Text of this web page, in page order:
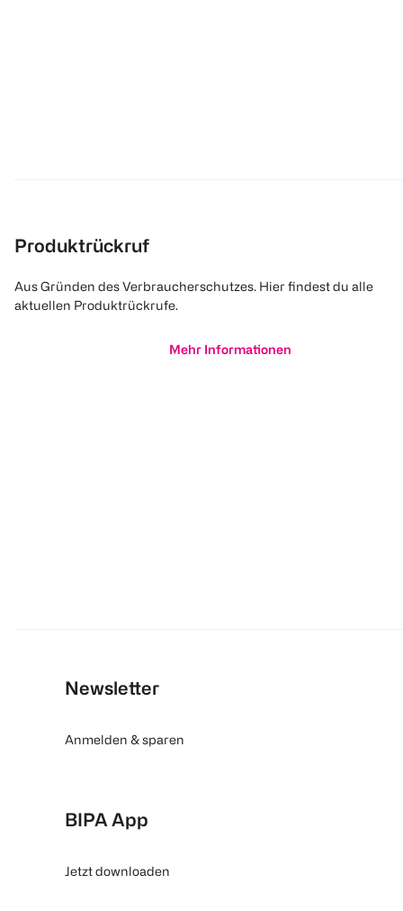
Produktrückruf
Aus Gründen des Verbraucherschutzes. Hier findest du alle
aktuellen Produktrückrufe.
Mehr Informationen
Newsletter
Anmelden & sparen
BIPA App
Jetzt downloaden